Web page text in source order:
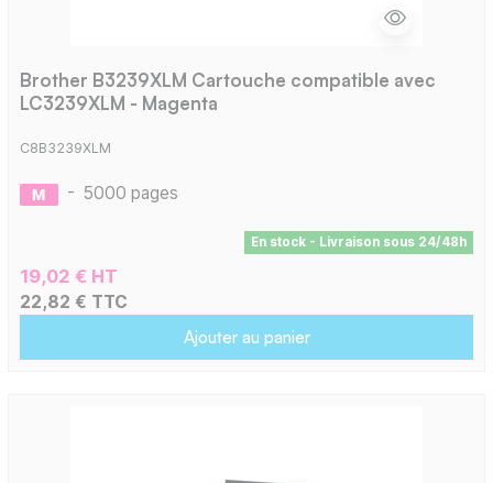
Brother B3239XLM Cartouche compatible avec
LC3239XLM - Magenta
C8B3239XLM
- 5000 pages
En stock - Livraison sous 24/48h
19,02 € HT
22,82 € TTC
Ajouter au panier